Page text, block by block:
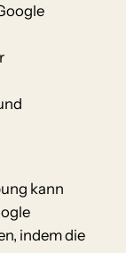
kann
indem die